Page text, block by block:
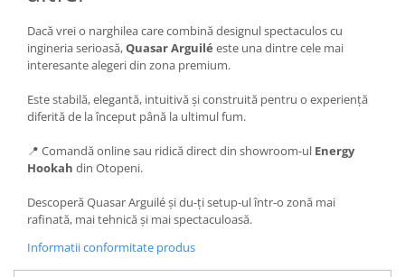
Dacă vrei o narghilea care combină designul spectaculos cu
ingineria serioasă,Quasar Arguilé este una dintre cele mai
interesante alegeri din zona premium.
Este stabilă, elegantă, intuitivă și construită pentru o experiență
diferită de la început până la ultimul fum.
📍 Comandă online sau ridică direct din showroom-ul Energy
Hookah din Otopeni.
Descoperă Quasar Arguilé și du-ți setup-ul într-o zonă mai
rafinată, mai tehnică și mai spectaculoasă.
Informatii conformitate produs